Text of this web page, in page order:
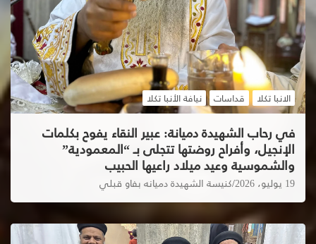
الانبا تكلا قداسات نيافة الأنبا تكلا
في رحاب الشهيدة دميانة: عبير النقاء يفوح بكلمات
الإنجيل، وأفراح روضتها تتجلى بـ “المعمودية”
والشموسية وعيد ميلاد راعيها الحبيب
19 يوليو، 2026 كنيسة الشهيدة دميانه بفاو قبلي